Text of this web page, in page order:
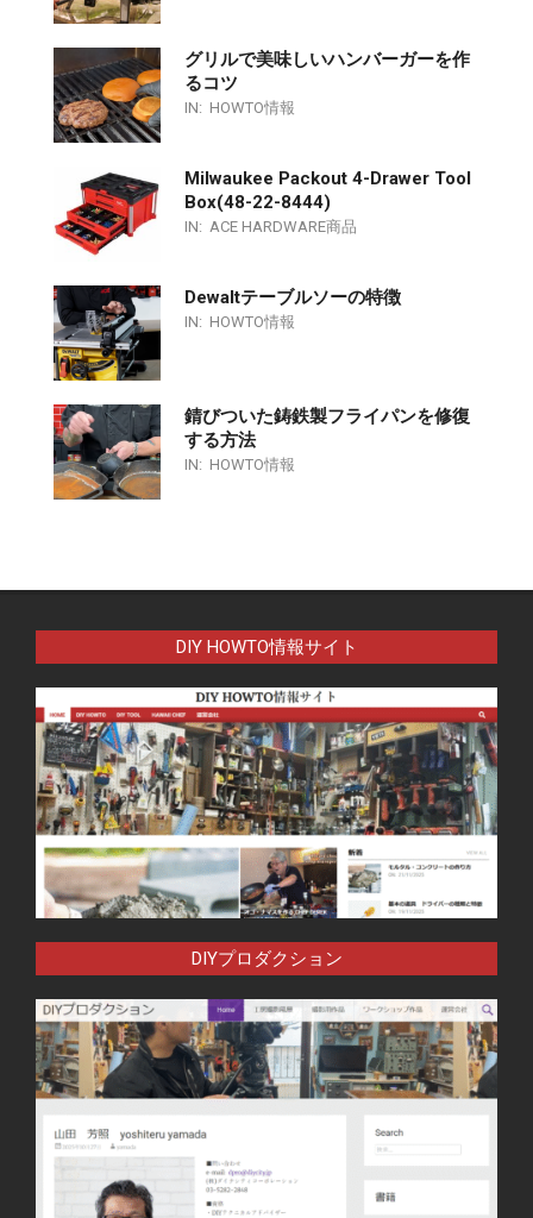
グリルで美味しいハンバーガーを作
るコツ
IN: HOWTO情報
Milwaukee Packout 4-Drawer Tool
Box(48-22-8444)
IN: ACE HARDWARE商品
Dewaltテーブルソーの特徴
IN: HOWTO情報
錆びついた鋳鉄製フライパンを修復
する方法
IN: HOWTO情報
DIY HOWTO情報サイト
DIYプロダクション